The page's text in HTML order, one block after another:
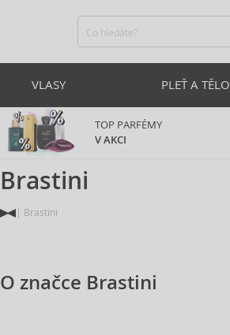
VLASY PLEŤ A TĚLO
TOP PARFÉMY
V AKCI
Brastini
Brastini
O značce Brastini